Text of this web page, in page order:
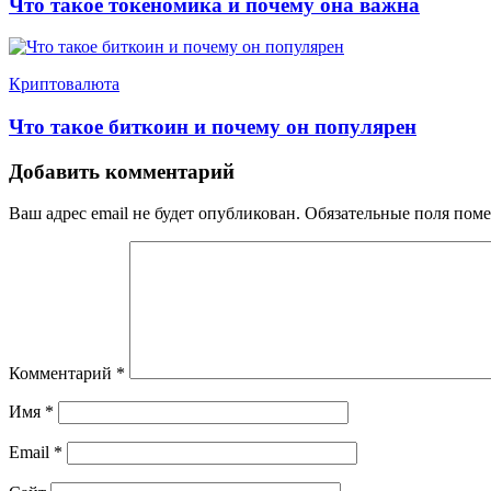
Криптовалюта
Что такое биткоин и почему он популярен
Добавить комментарий
Ваш адрес email не будет опубликован. Обязательные поля
Комментарий *
Имя *
Email *